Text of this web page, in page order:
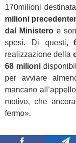
170milioni
milioni
dal Ministero e
spesi. Di questi,
realizzazione della
68 milioni
per avviare
mancano
motivo, che
fermo».